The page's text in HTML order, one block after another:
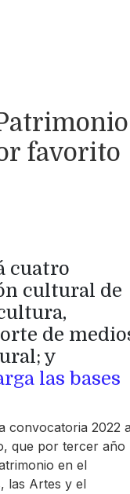
favorito
cuatro
cultural de
de
y
las bases
convocatoria 2022 a
que por tercer año
en el
las Artes y el